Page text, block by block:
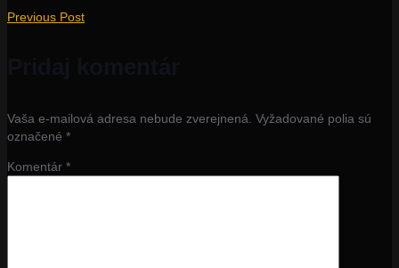
Previous Post
Vaša e-mailová adresa nebude zverejnená. Vyžadované polia sú
označené *
Komentár *